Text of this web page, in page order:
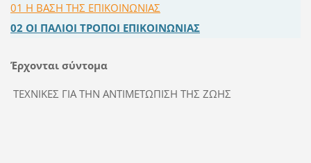
01 Η ΒΑΣΗ ΤΗΣ ΕΠΙΚΟΙΝΩΝΙΑΣ
02 ΟΙ ΠΑΛΙΟΙ ΤΡΟΠΟΙ ΕΠΙΚΟΙΝΩΝΙΑΣ
Έρχονται σύντομα
TEXNIKEΣ ΓIA THN ANTIMETΩΠIΣH THΣ ZΩHΣ